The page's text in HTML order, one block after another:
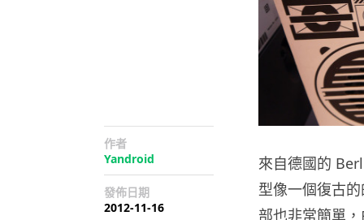
作者
Yandroid
發佈日期
2012-11-16
來自德國的
型像一個復古
部也非常簡單